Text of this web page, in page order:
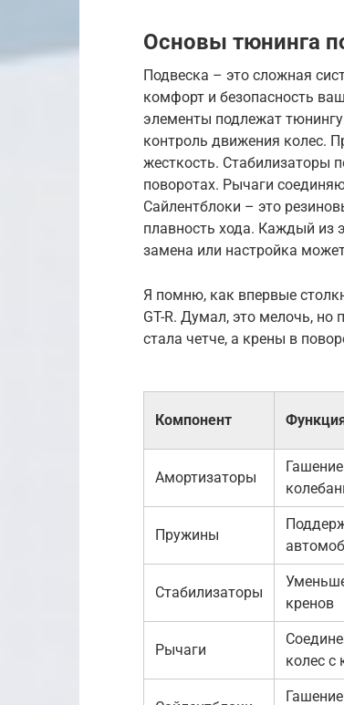
Основы тюнинга
Подвеска – это сложная
комфорт и безопасность
элементы подлежат
контроль движения колес.
жесткость. Стабилизаторы
поворотах. Рычаги
Сайлентблоки – это
плавность хода. Каждый из
замена или настройка
Я помню, как впервые
GT-R. Думал, это мелочь,
стала четче, а крены в
Компонент
Амортизаторы
Гашение
Пружины
Стабилизаторы
кренов
Рычаги
колес с
Гашение